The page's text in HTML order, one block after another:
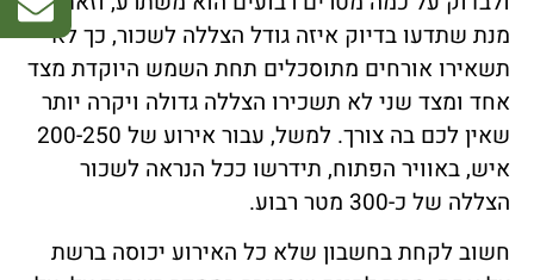
מנת שתדעו בדיוק איזה גודל הצללה לשכור, כך לא
תשאירו אורחים מתוסכלים תחת השמש היוקדת מצד
אחד ומצד שני לא תשכירו הצללה גדולה ויקרה יותר
שאין לכם בה צורך. למשל, עבור אירוע של 200-250
איש, באוויר הפתוח, תידרשו ככל הנראה לשכור
הצללה של כ-300 מטר רבוע.
חשוב לקחת בחשבון שלא כל האירוע יכוסה ברשת